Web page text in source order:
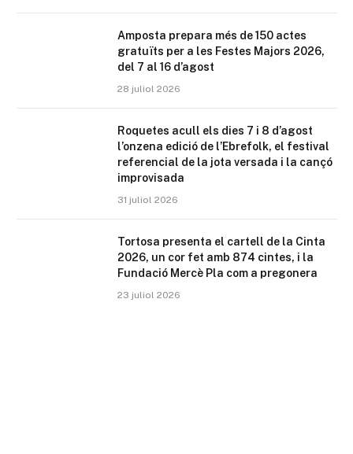
Amposta prepara més de 150 actes
gratuïts per a les Festes Majors 2026,
del 7 al 16 d’agost
28 juliol 2026
Roquetes acull els dies 7 i 8 d’agost
l’onzena edició de l’Ebrefolk, el festival
referencial de la jota versada i la cançó
improvisada
31 juliol 2026
Tortosa presenta el cartell de la Cinta
2026, un cor fet amb 874 cintes, i la
Fundació Mercè Pla com a pregonera
23 juliol 2026